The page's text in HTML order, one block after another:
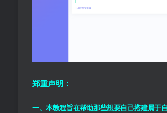
郑重声明：
一、本教程旨在帮助那些想要自己搭建属于